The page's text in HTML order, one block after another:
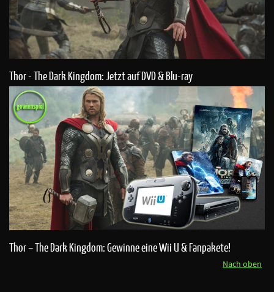
Thor - The Dark Kingdom: Jetzt auf DVD & Blu-ray
Thor – The Dark Kingdom: Gewinne eine Wii U & Fanpakete!
Nach oben